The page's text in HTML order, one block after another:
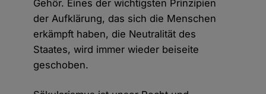
Gehör. Eines der wichtigsten Prinzipien
der Aufklärung, das sich die Menschen
erkämpft haben, die Neutralität des
Staates, wird immer wieder beiseite
geschoben.